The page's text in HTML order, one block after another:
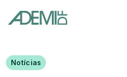
Notícias